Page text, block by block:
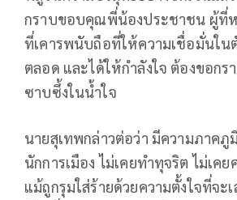
กราบขอบคุณพี่น้องประชาชน ผู้ที่
ที่เคารพนับถือที่ให้ความเชื่อมั่นใน
ตลอด และได้ให้กำลังใจ ต้องขอก
ซาบซึ้งในน้ำใจ
นายสุเทพกล่าวต่อว่า มีความภาคภู
นักการเมือง ไม่เคยทำทุจริต ไม่เค
แม้ถูกรุมใส่ร้ายด้วยความตั้งใจที่จะ